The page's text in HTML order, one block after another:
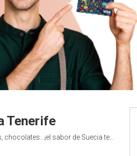
Tenerife
sabor de Suecia te...